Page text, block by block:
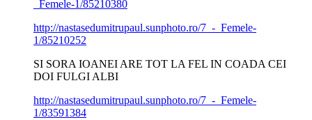
_Femele-1/85210380
http://nastasedumitrupaul.sunphoto.ro/7_-_Femele-
1/85210252
SI SORA IOANEI ARE TOT LA FEL IN COADA CEI
DOI FULGI ALBI
http://nastasedumitrupaul.sunphoto.ro/7_-_Femele-
1/83591384